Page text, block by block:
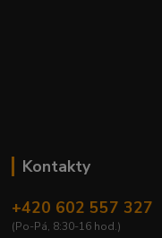
Kontakty
+420 602 557 327
(Po-Pá, 8:30-16 hod.)